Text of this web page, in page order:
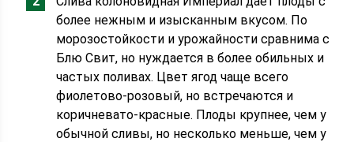
более нежным и изысканным вкусом. По
морозостойкости и урожайности сравнима с
Блю Свит, но нуждается в более обильных и
частых поливах. Цвет ягод чаще всего
фиолетово-розовый, но встречаются и
коричневато-красные. Плоды крупнее, чем у
обычной сливы, но несколько меньше, чем у